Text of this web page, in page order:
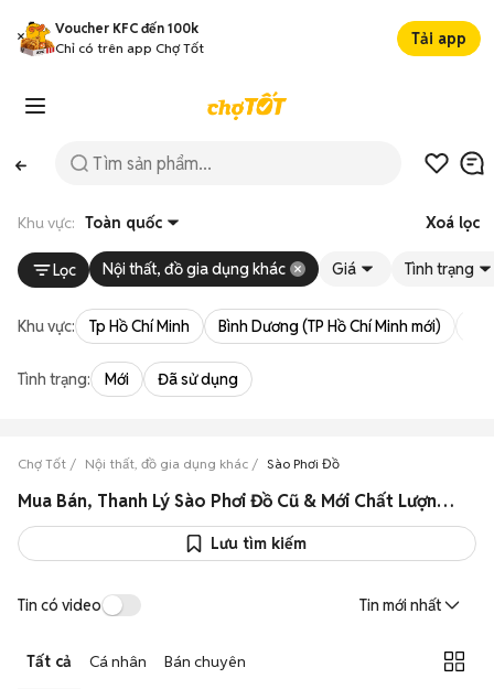
Voucher KFC đến 100k
Chỉ có trên app Chợ Tốt
Tải app
Khu vực: Toàn quốc Xoá lọc
Lọc Nội thất, đồ gia dụng khác Giá Tình trạng
Khu vực: Tp Hồ Chí Minh Bình Dương (TP Hồ Chí Minh mới)
Tình trạng: Mới Đã sử dụng
Chợ Tốt Nội thất, đồ gia dụng khác Sào Phơi Đồ
Mua Bán, Thanh Lý Sào Phơi Đồ Cũ & Mới Chất Lượng Giá Rẻ
Lưu tìm kiếm
Tin có video Tin mới nhất
Tất cả Cá nhân Bán chuyên